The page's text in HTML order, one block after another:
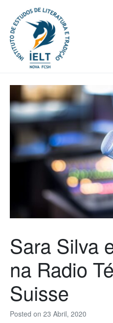
Posted on 23 Abril, 2020
Sara Silva
na Radio
Suisse